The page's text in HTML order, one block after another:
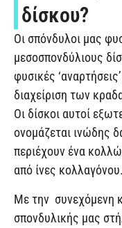
δίσκου?
Οι σπόνδυλοι μας
μεσοσπονδύλιους
φυσικές
διαχείριση των
Οι δίσκοι αυτοί
ονομάζεται ινώδης
περιέχουν ένα
από ίνες κολλαγόνου.
Με την συνεχόμενη
σπονδυλικής μας